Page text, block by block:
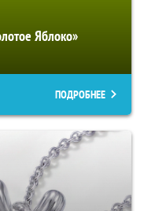
Яблоко»
ПОДРОБНЕЕ